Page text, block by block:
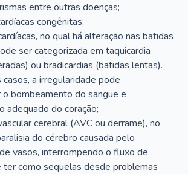
entre outras doenças;
congênitas;
no qual há alteração nas batidas
ser categorizada em taquicardia
ou bradicardias (batidas lentas).
a irregularidade pode
bombeamento do sangue e
adequado do coração;
cerebral (AVC ou derrame), no
do cérebro causada pelo
vasos, interrompendo o fluxo de
ter como sequelas desde problemas